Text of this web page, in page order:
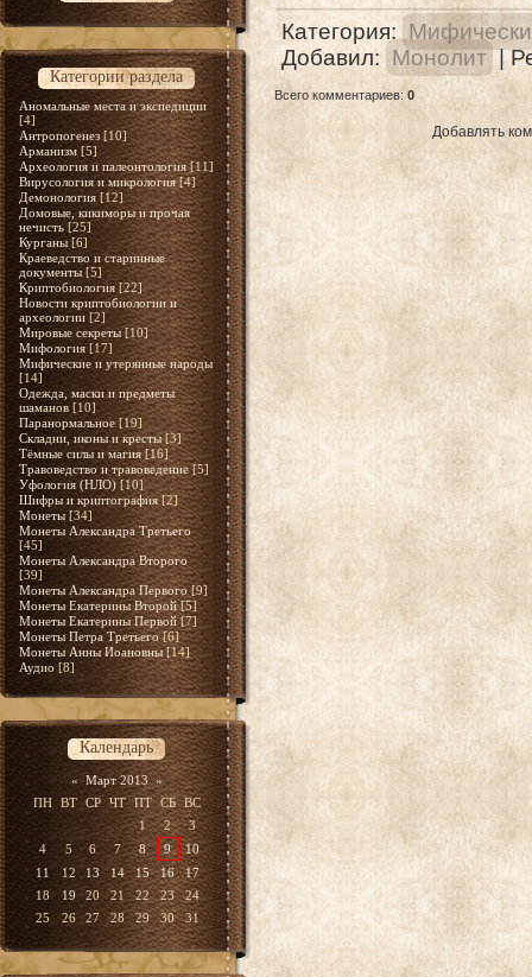
Категории раздела
Аномальные места и экспедиции
[4]
Антропогенез [10]
Арманизм [5]
Археология и палеонтология [11]
Вирусология и микрология [4]
Демонология [12]
Домовые, кикиморы и прочая
нечисть [25]
Курганы [6]
Краеведство и старинные
документы [5]
Криптобиология [22]
Новости криптобиологии и
археологии [2]
Мировые секреты [10]
Мифология [17]
Мифические и утерянные народы
[14]
Одежда, маски и предметы
шаманов [10]
Паранормальное [19]
Складни, иконы и кресты [3]
Тёмные силы и магия [16]
Травоведство и травоведение [5]
Уфология (НЛО) [10]
Шифры и криптография [2]
Монеты [34]
Монеты Александра Третьего
[45]
Монеты Александра Второго
[39]
Монеты Александра Первого [9]
Монеты Екатерины Второй [5]
Монеты Екатерины Первой [7]
Монеты Петра Третьего [6]
Монеты Анны Иоановны [14]
Аудио [8]
Календарь
« Март 2013 »
ПН ВТ СР ЧТ ПТ СБ ВС
1
2
3
4
5 6 7 8 9
10
11
12 13 14 15 16
17
18
19 20 21 22 23
24
25
26 27 28 29 30 31
Категория:
Добавил: Монолит |
Всего комментариев: 0
Добавлять